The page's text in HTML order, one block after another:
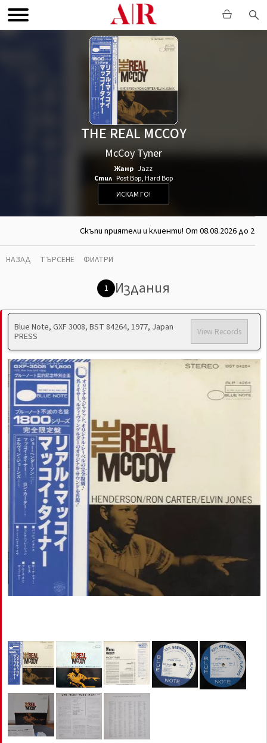
THE REAL MCCOY
McCoy Tyner
Жанр Jazz
Стил Post Bop, Hard Bop
ИСКАМ ГО!
Скъпи приятели и клиенти! От 08.08.2026 до
НАЗАД ТЪРСЕНЕ ФИЛТРИ
1 Издания
Blue Note, GXF 3008, BST 84264, 1977, Japan
PRESS
View Records